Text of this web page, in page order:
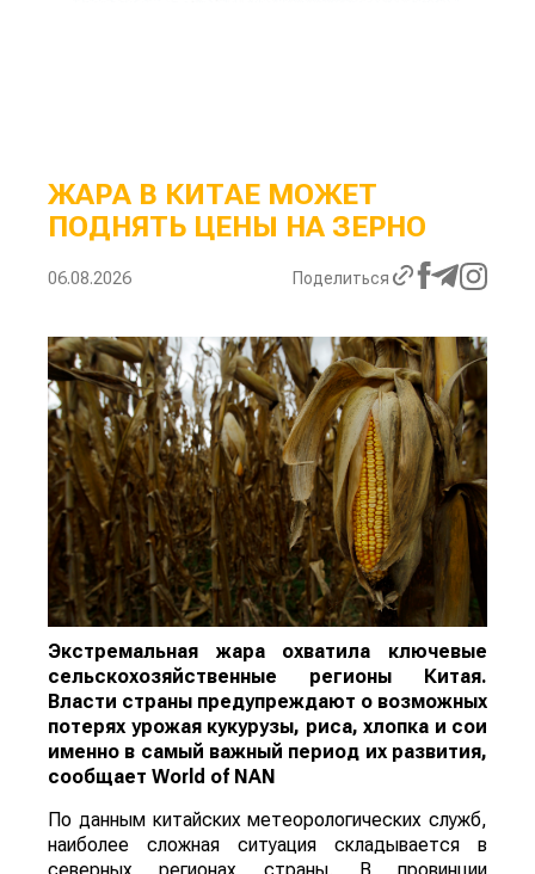
ЖАРА В КИТАЕ МОЖЕТ
ПОДНЯТЬ ЦЕНЫ НА ЗЕРНО
06.08.2026 Поделиться
Экстремальная жара охватила ключевые
сельскохозяйственные регионы Китая.
Власти страны предупреждают о возможных
потерях урожая кукурузы, риса, хлопка и сои
именно в самый важный период их развития,
сообщает World of NAN
По данным китайских метеорологических служб,
наиболее сложная ситуация складывается в